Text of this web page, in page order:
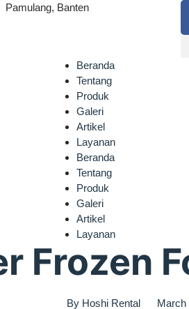
Pamulang, Banten
Beranda
Tentang
Produk
Galeri
Artikel
Layanan
Beranda
Tentang
Produk
Galeri
Artikel
Layanan
Frozen
By Hoshi Rental March